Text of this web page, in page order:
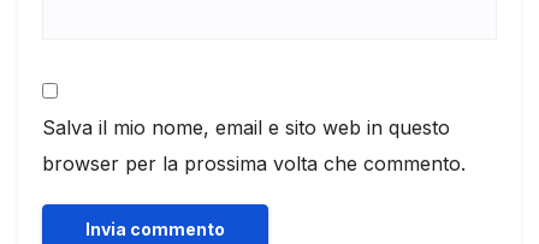
Salva il mio nome, email e sito web in questo
browser per la prossima volta che commento.